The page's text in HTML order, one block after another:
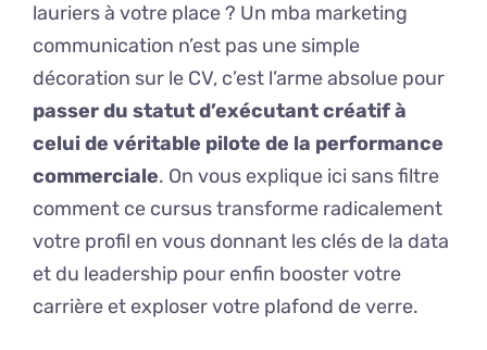
lauriers à votre place ? Un mba marketing
communication n’est pas une simple
décoration sur le CV, c’est l’arme absolue pour
passer du statut d’exécutant créatif à
celui de véritable pilote de la performance
commerciale. On vous explique ici sans filtre
comment ce cursus transforme radicalement
votre profil en vous donnant les clés de la data
et du leadership pour enfin booster votre
carrière et exploser votre plafond de verre.